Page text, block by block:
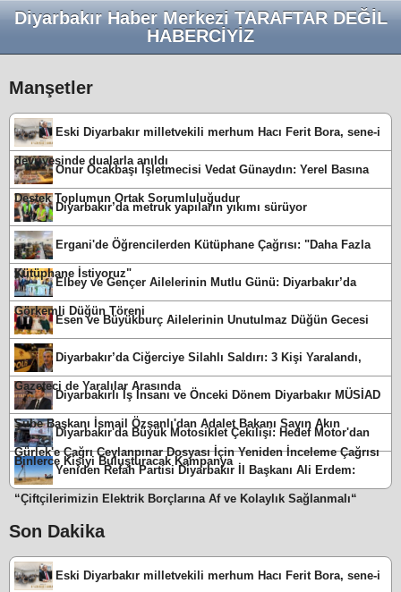
Diyarbakır Haber Merkezi TARAFTAR DEĞİL
HABERCİYİZ
Manşetler
Eski Diyarbakır milletvekili merhum Hacı Ferit Bora, sene-i
devriyesinde dualarla anıldı
Onur Ocakbaşı İşletmecisi Vedat Günaydın: Yerel Basına
Destek Toplumun Ortak Sorumluluğudur
Diyarbakır’da metruk yapıların yıkımı sürüyor
Ergani'de Öğrencilerden Kütüphane Çağrısı: "Daha Fazla
Kütüphane İstiyoruz"
Elbey ve Gençer Ailelerinin Mutlu Günü: Diyarbakır’da
Görkemli Düğün Töreni
Esen ve Büyükburç Ailelerinin Unutulmaz Düğün Gecesi
Diyarbakır’da Ciğerciye Silahlı Saldırı: 3 Kişi Yaralandı,
Gazeteci de Yaralılar Arasında
Diyarbakırlı İş İnsanı ve Önceki Dönem Diyarbakır MÜSİAD
Şube Başkanı İsmail Özşanlı'dan Adalet Bakanı Sayın Akın
Gürlek'e Çağrı Ceylanpınar Dosyası İçin Yeniden İnceleme Çağrısı
Diyarbakır'da Büyük Motosiklet Çekilişi: Hedef Motor'dan
Binlerce Kişiyi Buluşturacak Kampanya
Yeniden Refah Partisi Diyarbakır İl Başkanı Ali Erdem:
“Çiftçilerimizin Elektrik Borçlarına Af ve Kolaylık Sağlanmalı“
Son Dakika
Eski Diyarbakır milletvekili merhum Hacı Ferit Bora, sene-i